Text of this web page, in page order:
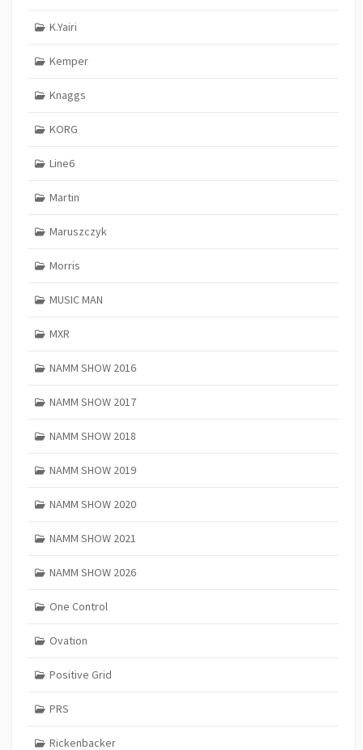
K.Yairi
Kemper
Knaggs
KORG
Line6
Martin
Maruszczyk
Morris
MUSIC MAN
MXR
NAMM SHOW 2016
NAMM SHOW 2017
NAMM SHOW 2018
NAMM SHOW 2019
NAMM SHOW 2020
NAMM SHOW 2021
NAMM SHOW 2026
One Control
Ovation
Positive Grid
PRS
Rickenbacker